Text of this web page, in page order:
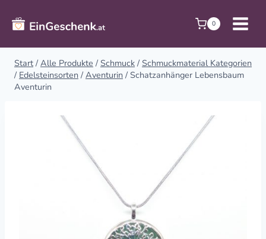
Inhalt
springen
0
Start / Alle Produkte / Schmuck / Schmuckmaterial Kategorien
/ Edelsteinsorten / Aventurin / Schatzanhänger Lebensbaum
Aventurin